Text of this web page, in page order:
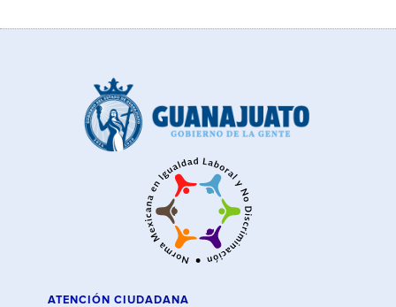
ATENCIÓN CIUDADANA